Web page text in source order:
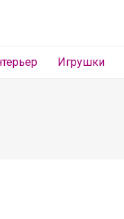
Игрушки